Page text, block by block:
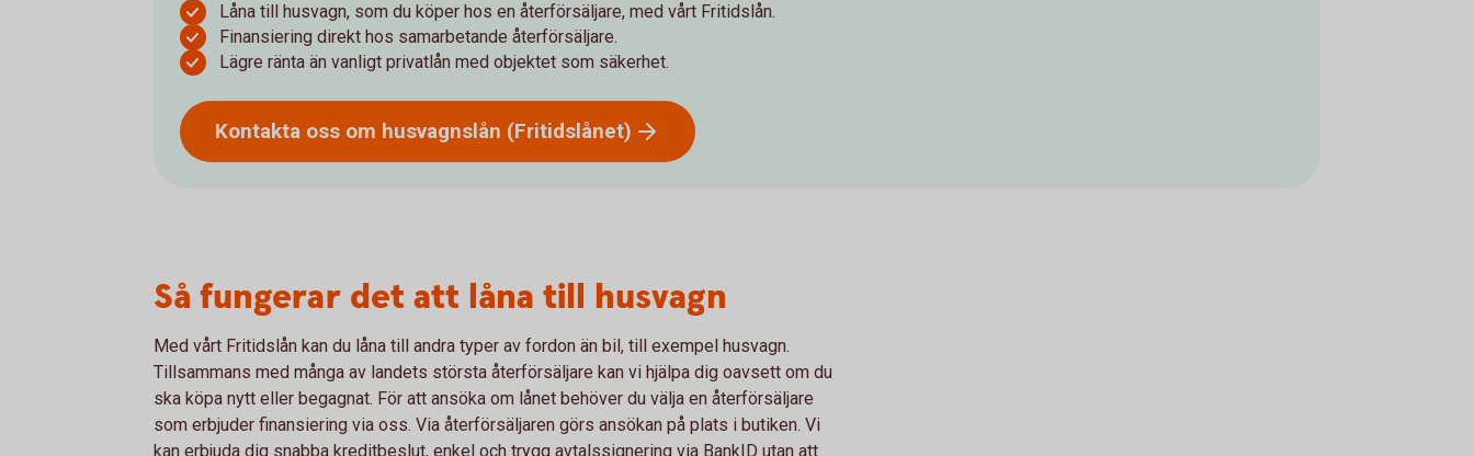
Låna till husvagn, som du köper hos en återförsäljare, med vårt Fritidslån.
Finansiering direkt hos samarbetande återförsäljare.
Lägre ränta än vanligt privatlån med objektet som säkerhet.
Kontakta oss om husvagnslån (Fritidslånet)
Så fungerar det att låna till husvagn
Med vårt Fritidslån kan du låna till andra typer av fordon än bil, till exempel husvagn.
Tillsammans med många av landets största återförsäljare kan vi hjälpa dig oavsett om du
ska köpa nytt eller begagnat. För att ansöka om lånet behöver du välja en återförsäljare
som erbjuder finansiering via oss. Via återförsäljaren görs ansökan på plats i butiken. Vi
kan erbjuda dig snabba kreditbeslut, enkel och trygg avtalssignering via BankID utan att